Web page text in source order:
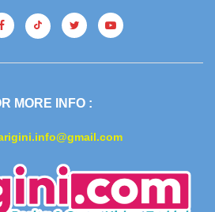
MORE INFO :